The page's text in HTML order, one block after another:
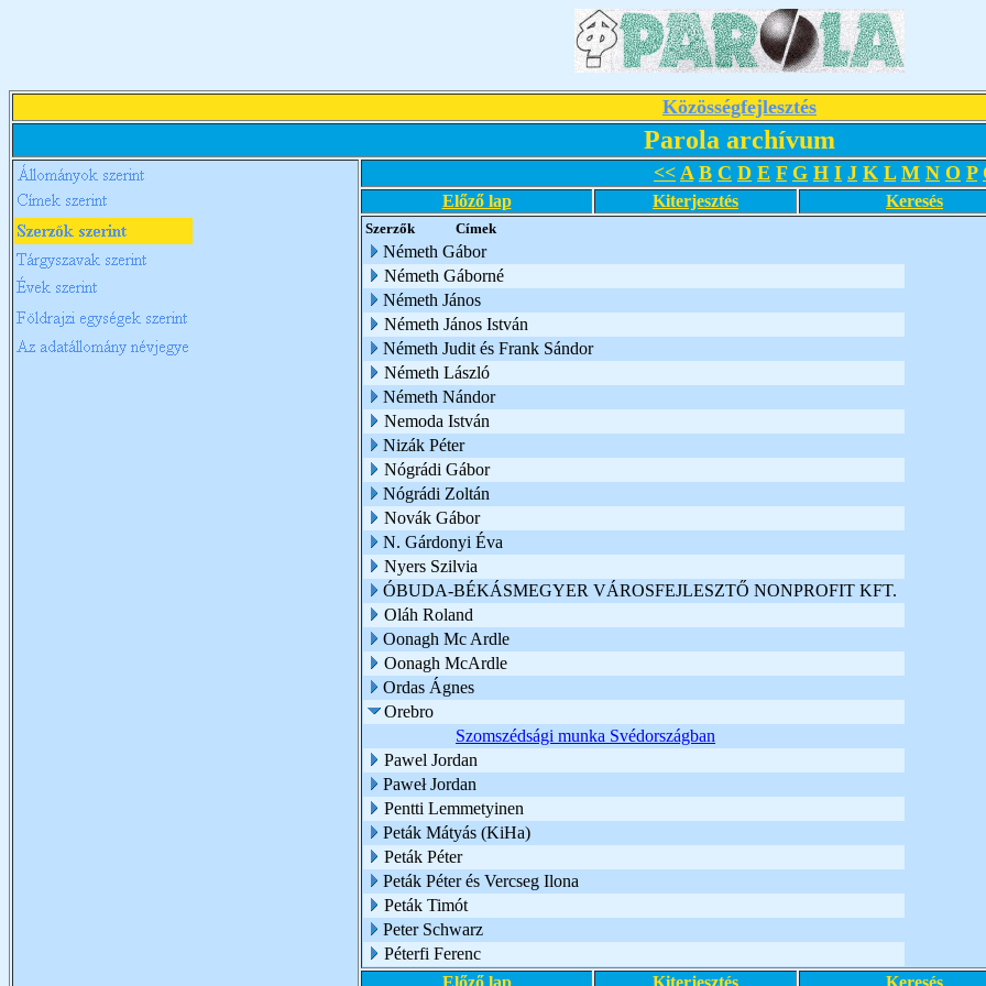
Közösségfejlesztés
Parola archívum
<< A B C D E F G H I J K L M N O P
Előző lap Kiterjesztés Keresés
Szerzők Címek
Németh Gábor
Németh Gáborné
Németh János
Németh János István
Németh Judit és Frank Sándor
Németh László
Németh Nándor
Nemoda István
Nizák Péter
Nógrádi Gábor
Nógrádi Zoltán
Novák Gábor
N. Gárdonyi Éva
Nyers Szilvia
ÓBUDA-BÉKÁSMEGYER VÁROSFEJLESZTŐ NONPROFIT KFT.
Oláh Roland
Oonagh Mc Ardle
Oonagh McArdle
Ordas Ágnes
Orebro
Szomszédsági munka Svédországban
Pawel Jordan
Paweł Jordan
Pentti Lemmetyinen
Peták Mátyás (KiHa)
Peták Péter
Peták Péter és Vercseg Ilona
Peták Timót
Peter Schwarz
Péterfi Ferenc
Előző lap
Kiterjesztés Keresés